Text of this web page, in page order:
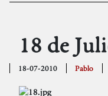
18 de
18-07-2010 Pablo